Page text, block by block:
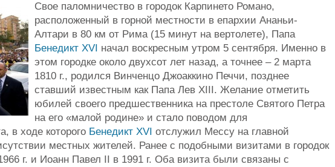
Свое паломничество в городок Карпинето Романо,
расположенный в горной местности в епархии Ананьи-
Алтари в 80 км от Рима (15 минут на вертолете), Папа
Бенедикт XVI начал воскресным утром 5 сентября. Именно в
этом городке около двухсот лет назад, а точнее – 2 марта
1810 г., родился Винченцо Джоаккино Печчи, позднее
ставший известным как Папа Лев XIII. Желание отметить
юбилей своего предшественника на престоле Святого Петра
на его «малой родине» и стало поводом для
в ходе которого Бенедикт XVI отслужил Мессу на главной
местных жителей. Ранее с подобными визитами в городок
г. и Иоанн Павел II в 1991 г. Оба визита были связаны с